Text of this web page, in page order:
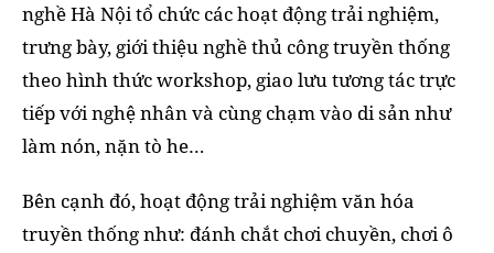
nghề Hà Nội tổ chức các hoạt động trải nghiệm,
trưng bày, giới thiệu nghề thủ công truyền thống
theo hình thức workshop, giao lưu tương tác trực
tiếp với nghệ nhân và cùng chạm vào di sản như
làm nón, nặn tò he…
Bên cạnh đó, hoạt động trải nghiệm văn hóa
truyền thống như: đánh chắt chơi chuyền, chơi ô